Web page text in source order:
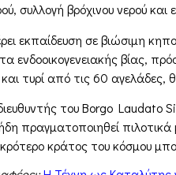
συλλογή βρόχινου νερού
εκπαίδευση σε βιώσιμη
ενδοοικογενειακής βίας,
τυρί από τις 60
του Borgo Laudato
πραγματοποιηθεί
κράτος του κόσμου